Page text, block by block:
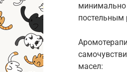
минимально
масел: